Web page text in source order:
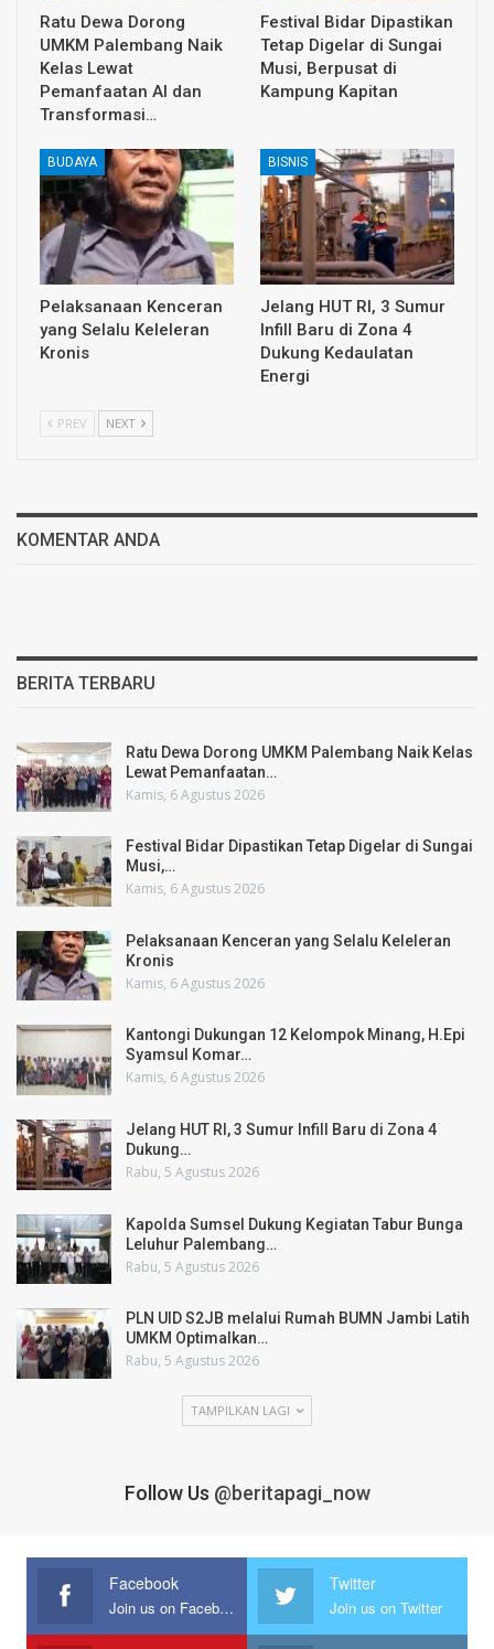
Ratu Dewa Dorong
UMKM Palembang Naik
Kelas Lewat
Pemanfaatan AI dan
Transformasi…
Festival Bidar Dipastikan
Tetap Digelar di Sungai
Musi, Berpusat di
Kampung Kapitan
BUDAYA
Pelaksanaan Kenceran
yang Selalu Keleleran
Kronis
BISNIS
Jelang HUT RI, 3 Sumur
Infill Baru di Zona 4
Dukung Kedaulatan
Energi
PREV NEXT
KOMENTAR ANDA
BERITA TERBARU
Ratu Dewa Dorong UMKM Palembang Naik Kelas
Lewat Pemanfaatan…
Kamis, 6 Agustus 2026
Festival Bidar Dipastikan Tetap Digelar di Sungai
Musi,…
Kamis, 6 Agustus 2026
Pelaksanaan Kenceran yang Selalu Keleleran
Kronis
Kamis, 6 Agustus 2026
Kantongi Dukungan 12 Kelompok Minang, H.Epi
Syamsul Komar…
Kamis, 6 Agustus 2026
Jelang HUT RI, 3 Sumur Infill Baru di Zona 4
Dukung…
Rabu, 5 Agustus 2026
Kapolda Sumsel Dukung Kegiatan Tabur Bunga
Leluhur Palembang…
Rabu, 5 Agustus 2026
PLN UID S2JB melalui Rumah BUMN Jambi Latih
UMKM Optimalkan…
Rabu, 5 Agustus 2026
TAMPILKAN LAGI
Follow Us @beritapagi_now
Facebook
Join us on Facebook
Twitter
Join us on Twitter